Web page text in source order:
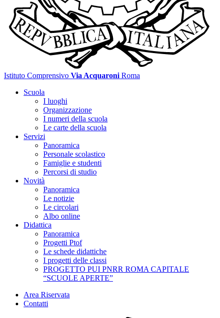
Istituto Comprensivo Via Acquaroni Roma
Scuola
I luoghi
Organizzazione
I numeri della scuola
Le carte della scuola
Servizi
Panoramica
Personale scolastico
Famiglie e studenti
Percorsi di studio
Novità
Panoramica
Le notizie
Le circolari
Albo online
Didattica
Panoramica
Progetti Ptof
Le schede didattiche
I progetti delle classi
PROGETTO PUI PNRR ROMA CAPITALE
“SCUOLE APERTE”
Area Riservata
Contatti